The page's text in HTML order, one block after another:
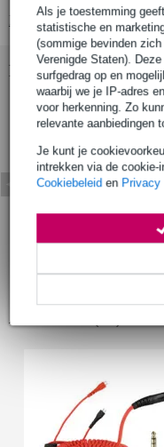
Als je toestemming
statistische en
(sommige bevinden
Verenigde Staten).
surfgedrag op en
waarbij we je IP-adres
voor herkenning. Zo
relevante aanbiedingen
Je kunt je
intrekken via de cookie-
Cookiebeleid en Privacy
Bekijk alle
Bekijk ook eens (5)